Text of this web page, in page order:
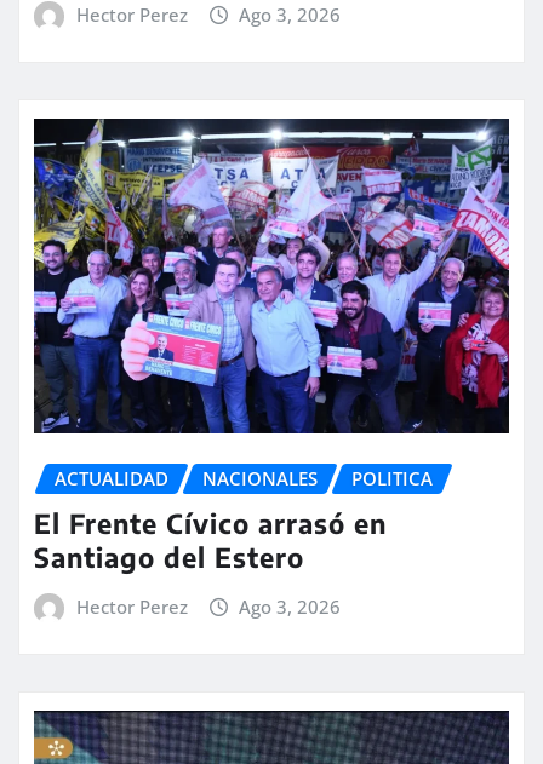
Hector Perez Ago 3, 2026
ACTUALIDAD NACIONALES POLITICA
El Frente Cívico arrasó en
Santiago del Estero
Hector Perez Ago 3, 2026